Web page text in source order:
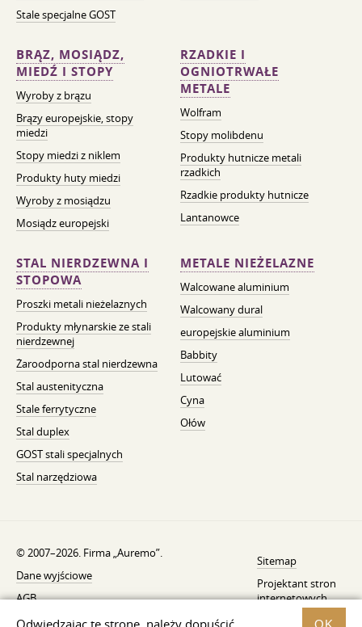
Odwiedzając tę ​​stronę, należy dopuścić OK
Stale specjalne GOST
BRĄZ, MOSIĄDZ,
MIEDŹ I STOPY
Wyroby z brązu
Brązy europejskie, stopy
miedzi
Stopy miedzi z niklem
Produkty huty miedzi
Wyroby z mosiądzu
Mosiądz europejski
RZADKIE I
OGNIOTRWAŁE
METALE
Wolfram
Stopy molibdenu
Produkty hutnicze metali
rzadkich
Rzadkie produkty hutnicze
Lantanowce
STAL NIERDZEWNA I
STOPOWA
Proszki metali nieżelaznych
Produkty młynarskie ze stali
nierdzewnej
Żaroodporna stal nierdzewna
Stal austenityczna
Stale ferrytyczne
Stal duplex
GOST stali specjalnych
Stal narzędziowa
METALE NIEŻELAZNE
Walcowane aluminium
Walcowany dural
europejskie aluminium
Babbity
Lutować
Cyna
Ołów
© 2007–2026. Firma „Auremo”.
Dane wyjściowe
AGB
Powiadomienie o wycofaniu
Sitemap
Projektant stron
internetowych